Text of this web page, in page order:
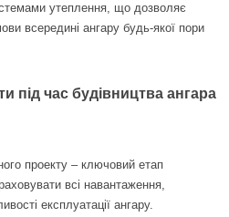
утеплення, що дозволяє
всередині ангару будь-якої пори
під час будівництва ангара
проекту – ключовий етап
всі навантаження,
експлуатації ангару.